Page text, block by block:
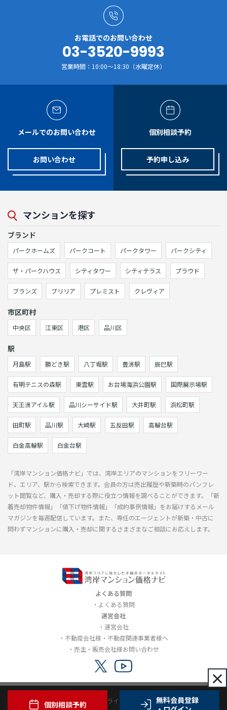
個別相談予約
無料会員登録
×
お電話でのお問い合わせ
03-3520-9993
営業時間：10:00～18:30（水曜定休）
メールでのお問い合わせ
お問い合わせ
個別相談予約
予約申し込み
マンションを探す
ブランド
パークホームズ パークコート パークタワー パークシティ
ザ・パークハウス シティタワー シティテラス プラウド
ブランズ ブリリア プレミスト クレヴィア
市区町村
中央区 江東区 港区 品川区
駅
月島駅 勝どき駅 八丁堀駅 豊洲駅 辰巳駅
有明テニスの森駅 東雲駅 お台場海浜公園駅 国際展示場駅
天王洲アイル駅 品川シーサイド駅 大井町駅 浜松町駅
田町駅 品川駅 大崎駅 五反田駅 高輪台駅
白金高輪駅 白金台駅
「湾岸マンション価格ナビ」では、湾岸エリアのマンションをフリーワー
ド、エリア、駅から検索できます。会員の方は売出履歴や新築時のパンフレ
ット閲覧など、購入・売却する際に役立つ情報を調べることができます。「新
着売却物件情報」「値下げ物件情報」「成約事例情報」をお届けするメール
マガジンを毎週配信しています。また、専任のエージェントが新築・中古に
問わずマンションに購入・売却に関するさまざまなご相談にお応えします。
よくある質問
よくある質問
運営会社
運営会社
不動産会社様・不動産関連事業者様へ
売主・販売会社様お問い合わせ
利用規約 プライバシーポリシー